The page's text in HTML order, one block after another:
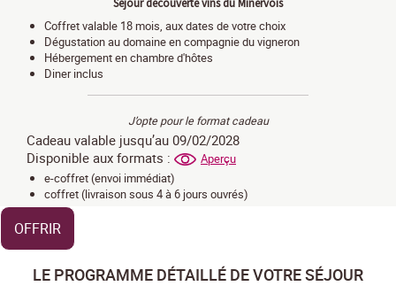
Séjour découverte vins du Minervois
Coffret valable 18 mois, aux dates de votre choix
Dégustation au domaine en compagnie du vigneron
Hébergement en chambre d'hôtes
Diner inclus
J’opte pour le format cadeau
Cadeau valable jusqu’au 09/02/2028
Disponible aux formats :
Aperçu
e-coffret (envoi immédiat)
coffret (livraison sous 4 à 6 jours ouvrés)
OFFRIR
LE PROGRAMME DÉTAILLÉ DE VOTRE SÉJOUR